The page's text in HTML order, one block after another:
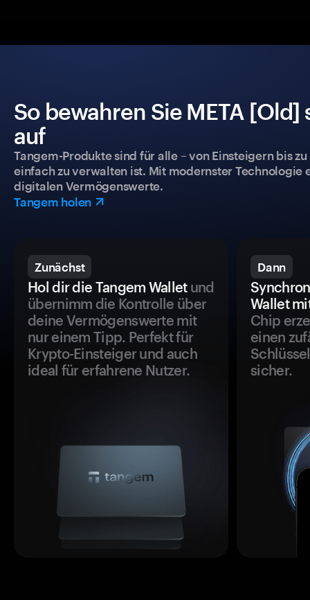
So bewahren Sie META
auf
Tangem-Produkte sind für alle – von Einsteigern bis
einfach zu verwalten ist. Mit modernster
digitalen Vermögenswerte.
Tangem holen
Zunächst
Hol dir die Tangem Walletund
übernimm die Kontrolle über
deine Vermögenswerte mit
nur einem Tipp. Perfekt für
Krypto-Einsteiger und auch
ideal für erfahrene Nutzer.
Dann
Wallet
Chip
einen
sicher.